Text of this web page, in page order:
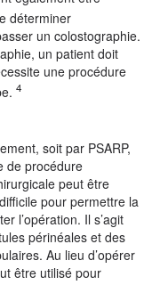
déterminer
un colostographie.
un patient doit
une procédure
4
soit par PSARP,
de procédure
peut être
pour permettre la
l’opération. Il s’agit
périnéales et des
Au lieu d’opérer
être utilisé pour